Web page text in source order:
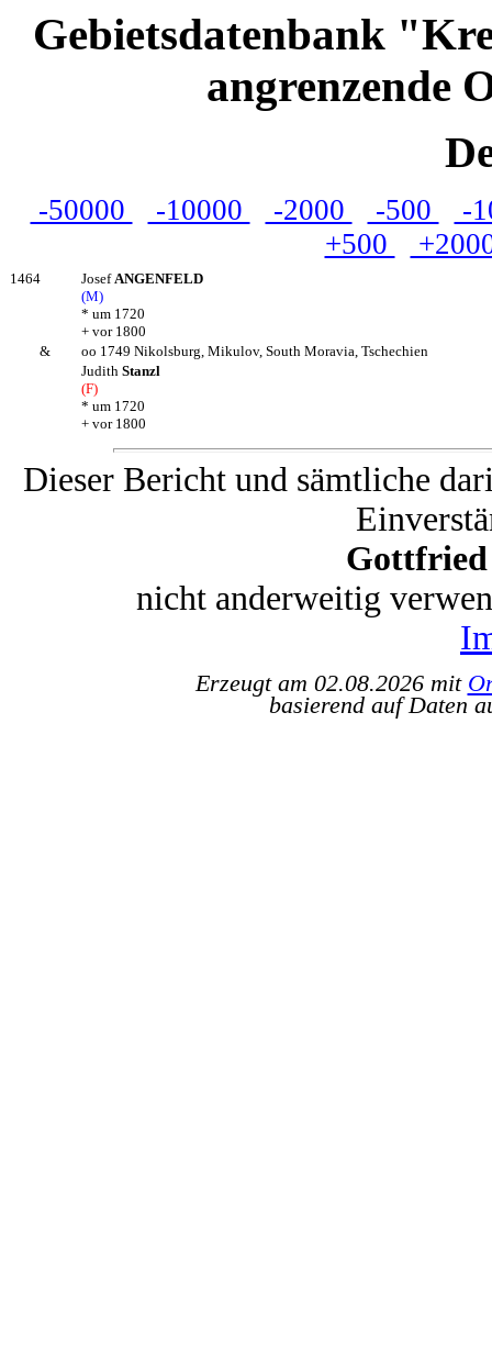
Gebietsdatenbank
angrenzende
-50000 -10000 -2000 -500
-
+500
1464 JosefANGENFELD
(M)
* um 1720
+ vor 1800
&
oo 1749 Nikolsburg, Mikulov, South Moravia, Tschechien
Judith Stanzl
(F)
* um 1720
+ vor 1800
Dieser Bericht und sämtliche
Gottfried
nicht anderweitig
Erzeugt am 02.08.2026 mit
basierend auf Daten